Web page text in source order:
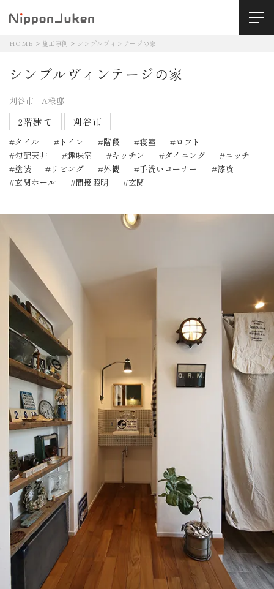
HOME 施工事例 シンプルヴィンテージの家
シンプルヴィンテージの家
刈谷市 A様邸
2階建て 刈谷市
タイル トイレ 階段 寝室
ロフト
勾配天井
趣味室 キッチン ダイニング
ニッチ
塗装
リビング 外観 手洗いコーナー
漆喰
玄関ホール
間接照明 玄関